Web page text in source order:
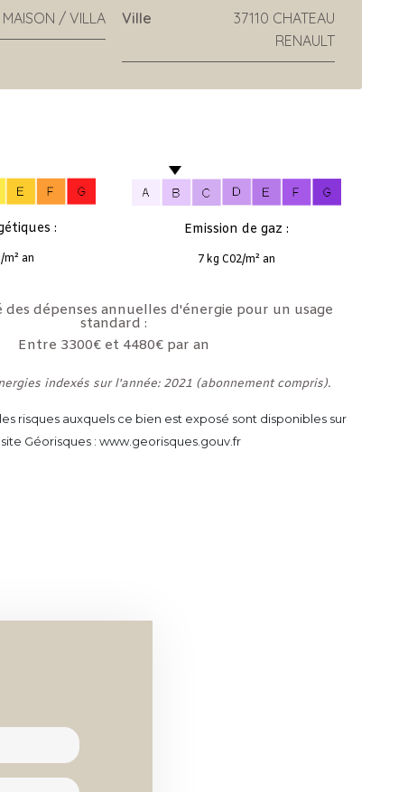
MAISON / VILLA Ville
37110 CHATEAU
RENAULT
:
m² an
Emission de gaz :
7 kg C02/m² an
dépenses annuelles d'énergie pour un usage
standard :
Entre 3300€ et 4480€ par an
indexés sur l'année: 2021 (abonnement compris).
risques auxquels ce bien est exposé sont disponibles sur
Géorisques : www.georisques.gouv.fr